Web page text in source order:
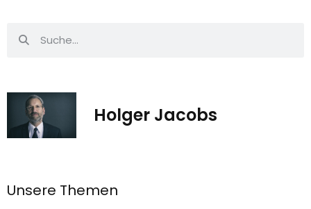
Holger Jacobs
Unsere Themen